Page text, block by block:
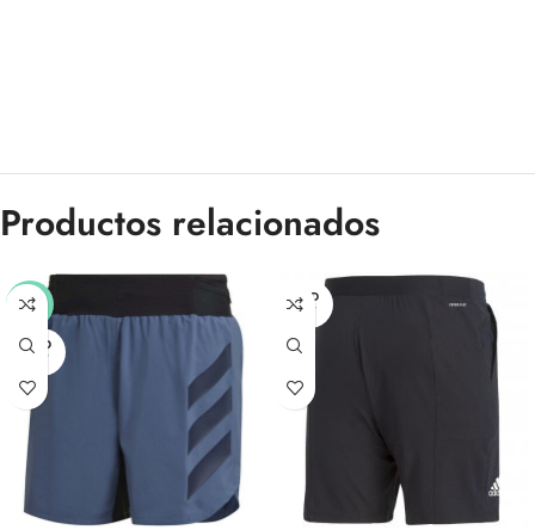
Productos relacionados
-40%
SOLD
OUT
SOLD
OUT